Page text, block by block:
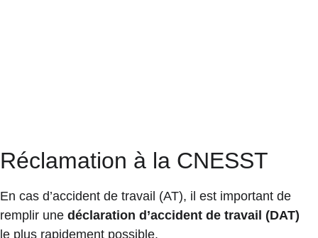
Réclamation à la CNESST
En cas d’accident de travail (AT), il est important de
remplir une déclaration d’accident de travail (DAT)
le plus rapidement possible.